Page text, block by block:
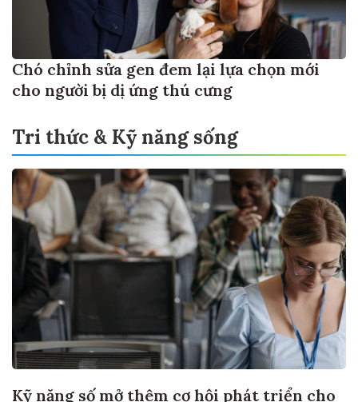
Chó chỉnh sửa gen đem lại lựa chọn mới
cho người bị dị ứng thú cưng
Tri thức & Kỹ năng sống
Kỹ năng số mở thêm cơ hội phát triển cho